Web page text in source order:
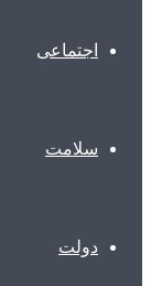
اجتماعی
سلامت
دولت